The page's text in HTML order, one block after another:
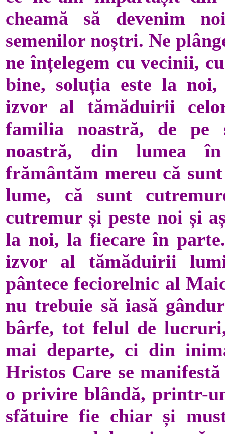
cheamă să devenim
semenilor noștri. Ne
ne înțelegem cu vecinii,
bine, soluția este la
izvor al tămăduirii
familia noastră, de pe
noastră, din lumea
frământăm mereu că
lume, că sunt
cutremur și peste noi și
la noi, la fiecare în
izvor al tămăduirii
pântece feciorelnic al
nu trebuie să iasă
bârfe, tot felul de
mai departe, ci din
Hristos Care se
o privire blândă, printr-
sfătuire fie chiar și